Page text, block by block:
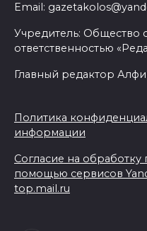
Вместе 70
районе
благодатную
07 августа 2026
Из
начала 2026
07 августа 2026
Email:
Учредитель: Общество
ответственностью
Главный редактор
Политика
информации
Согласие на
помощью сервисов
top.mail.ru